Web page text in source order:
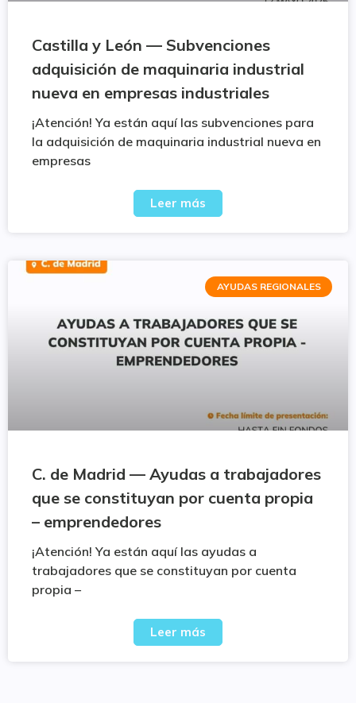
Castilla y León — Subvenciones
adquisición de maquinaria industrial
nueva en empresas industriales
¡Atención! Ya están aquí las subvenciones para
la adquisición de maquinaria industrial nueva en
empresas
Leer más
AYUDAS REGIONALES
C. de Madrid — Ayudas a trabajadores
que se constituyan por cuenta propia
– emprendedores
¡Atención! Ya están aquí las ayudas a
trabajadores que se constituyan por cuenta
propia –
Leer más